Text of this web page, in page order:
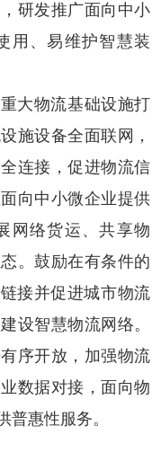
研发推广面向中小
用、易维护智慧装
大物流基础设施打
施设备全面联网，
连接，促进物流信
向中小微企业提供
网络货运、共享物
。鼓励在有条件的
接并促进城市物流
设智慧物流网络。
序开放，加强物流
数据对接，面向物
普惠性服务。